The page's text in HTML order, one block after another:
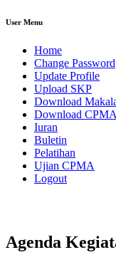
User Menu
Home
Change Password
Update Profile
Upload SKP
Download
Download CPMA
Iuran
Buletin
Pelatihan
Ujian CPMA
Logout
Agenda